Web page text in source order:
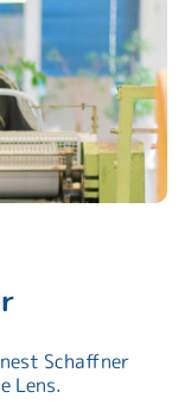
Schaffner
Lens.